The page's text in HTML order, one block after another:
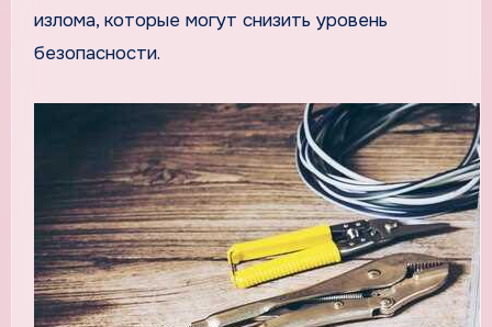
излома, которые могут снизить уровень
безопасности.